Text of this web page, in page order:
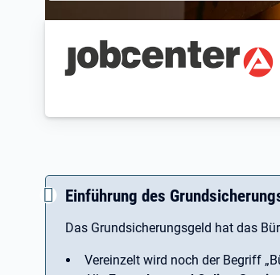
Branding-Bereich
Einführung des
Das Grundsicherungsgeld hat das
Vereinzelt wird noch der Begriff